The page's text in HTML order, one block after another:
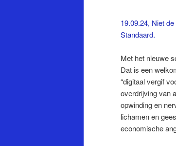
19.09.24, Niet
Standaard.
Met het nieuwe
Dat is een
“digitaal vergif
overdrijving van
opwinding en
lichamen en
economische